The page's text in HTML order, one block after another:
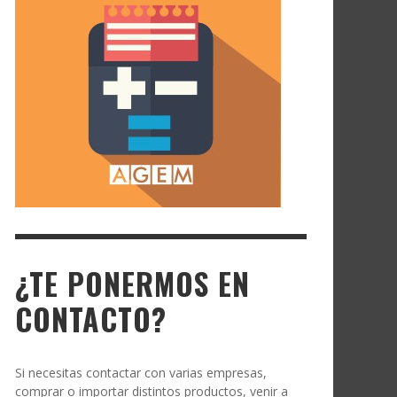
¿TE PONERMOS EN
CONTACTO?
Si necesitas contactar con varias empresas,
comprar o importar distintos productos, venir a